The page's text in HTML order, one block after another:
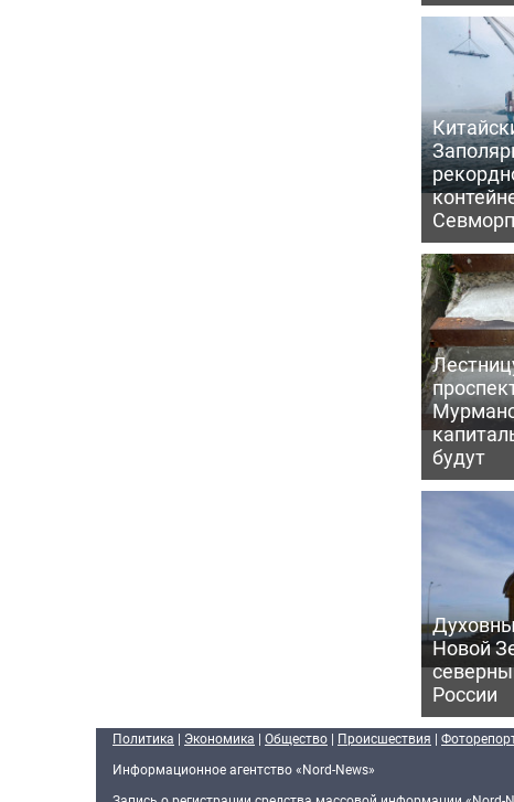
будут
Новой
России
Политика | Экономика | Общество | Происшествия |
Информационное агентство «Nord-News»